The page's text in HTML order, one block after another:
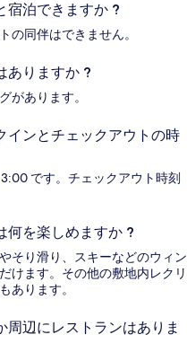
宿泊できますか ?
の同伴はできません。
ありますか ?
があります。
インとチェックアウトの時
です。チェックアウト時刻
何を楽しめますか ?
そり滑り、スキーなどのウィン
けます。その他の敷地内レクリ
あります。
辺にレストランはありま